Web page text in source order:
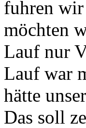
fuhren
möchten
Lauf nur
Lauf war
hätte
Das soll